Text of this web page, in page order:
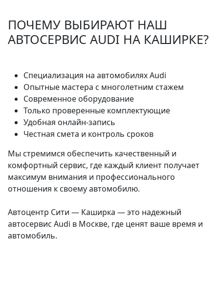
ПОЧЕМУ ВЫБИРАЮТ НАШ
АВТОСЕРВИС AUDI НА КАШИРКЕ?
Специализация на автомобилях Audi
Опытные мастера с многолетним стажем
Современное оборудование
Только проверенные комплектующие
Удобная онлайн-запись
Честная смета и контроль сроков
Мы стремимся обеспечить качественный и
комфортный сервис, где каждый клиент получает
максимум внимания и профессионального
отношения к своему автомобилю.
Автоцентр Сити — Каширка — это надежный
автосервис Audi в Москве, где ценят ваше время и
автомобиль.